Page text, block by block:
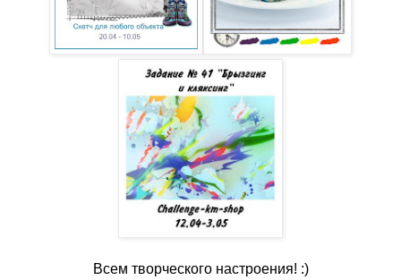
Всем творческого настроения! :)